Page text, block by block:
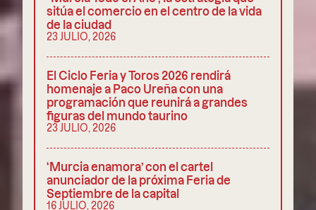
sitúa el comercio en el centro de la vida
de la ciudad
23 JULIO, 2026
El Ciclo Feria y Toros 2026 rendirá
homenaje a Paco Ureña con una
programación que reunirá a grandes
figuras del mundo taurino
23 JULIO, 2026
‘Murcia enamora’ con el cartel
anunciador de la próxima Feria de
Septiembre de la capital
16 JULIO, 2026